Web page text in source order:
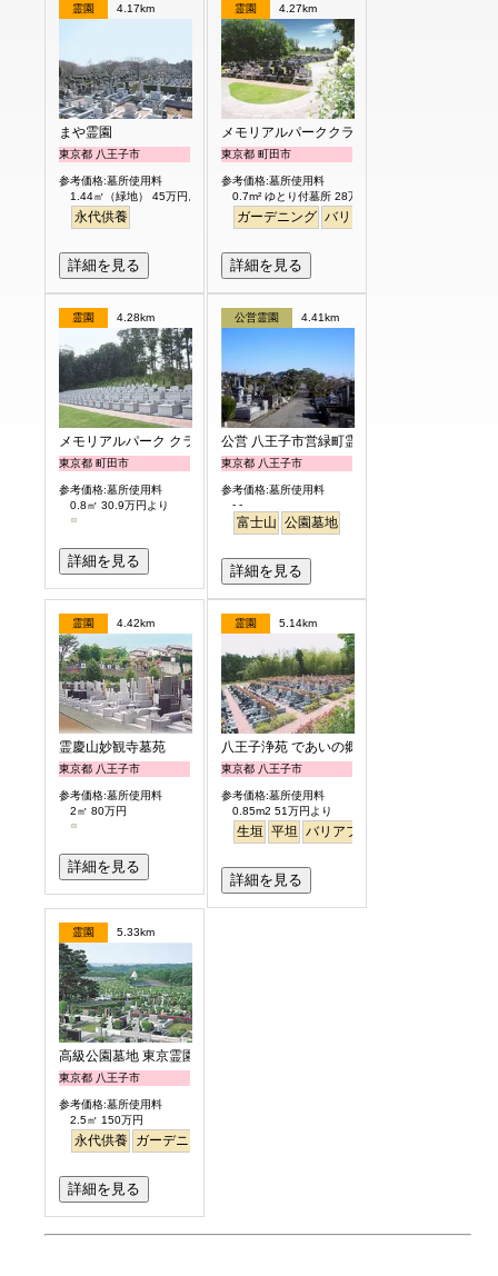
霊園 4.17km
まや霊園
東京都 八王子市
参考価格:墓所使用料
1.44㎡（緑地） 45万円より
永代供養
詳細を見る
霊園 4.27km
メモリアルパーククラウド御殿山
東京都 町田市
参考価格:墓所使用料
0.7m² ゆとり付墓所 28万円より
ガーデニング バリアフリー
詳細を見る
霊園 4.28km
メモリアルパーク クラウド御殿山
東京都 町田市
参考価格:墓所使用料
0.8㎡ 30.9万円より
詳細を見る
公営霊園 4.41km
公営 八王子市営緑町霊園
東京都 八王子市
参考価格:墓所使用料
- -
富士山 公園墓地
詳細を見る
霊園 4.42km
霊慶山妙観寺墓苑
東京都 八王子市
参考価格:墓所使用料
2㎡ 80万円
詳細を見る
霊園 5.14km
八王子浄苑 であいの郷
東京都 八王子市
参考価格:墓所使用料
0.85m2 51万円より
生垣 平坦 バリアフリー
詳細を見る
霊園 5.33km
高級公園墓地 東京霊園
東京都 八王子市
参考価格:墓所使用料
2.5㎡ 150万円
永代供養 ガーデニング
詳細を見る